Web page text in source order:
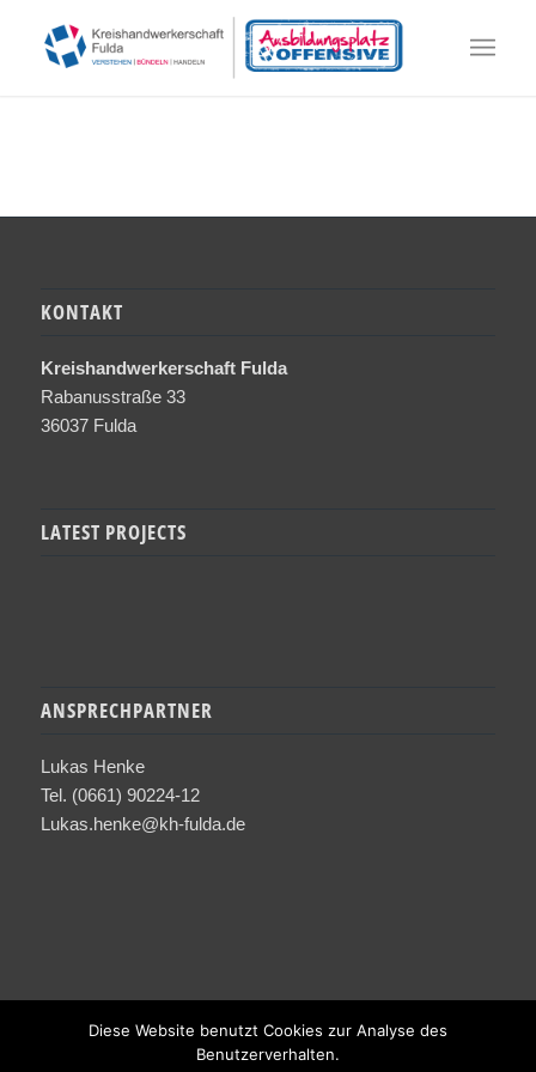
KONTAKT
Kreishandwerkerschaft Fulda
Rabanusstraße 33
36037 Fulda
LATEST PROJECTS
ANSPRECHPARTNER
Lukas Henke
Tel. (0661) 90224-12
Lukas.henke@kh-fulda.de
Diese Website benutzt Cookies zur Analyse des
Benutzerverhalten.